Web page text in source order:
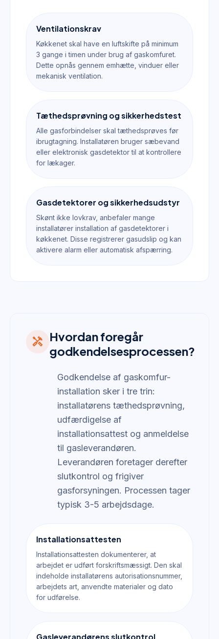
Ventilationskrav
Køkkenet skal have en luftskifte på minimum
3 gange i timen under brug af gaskomfuret.
Dette opnås gennem emhætte, vinduer eller
mekanisk ventilation.
Tæthedsprøvning og sikkerhedstest
Alle gasforbindelser skal tæthedsprøves før
ibrugtagning. Installatøren bruger sæbevand
eller elektronisk gasdetektor til at kontrollere
for lækager.
Gasdetektorer og sikkerhedsudstyr
Skønt ikke lovkrav, anbefaler mange
installatører installation af gasdetektorer i
køkkenet. Disse registrerer gasudslip og kan
aktivere alarm eller automatisk afspærring.
handyman Hvordan foregår
godkendelsesprocessen?
Godkendelse af gaskomfur-
installation sker i tre trin:
installatørens tæthedsprøvning,
udfærdigelse af
installationsattest og anmeldelse
til gasleverandøren.
Leverandøren foretager derefter
slutkontrol og frigiver
gasforsyningen. Processen tager
typisk 3-5 arbejdsdage.
Installationsattesten
Installationsattesten dokumenterer, at
arbejdet er udført forskriftsmæssigt. Den skal
indeholde installatørens autorisationsnummer,
arbejdets art, anvendte materialer og dato
for udførelse.
Gasleverandørens slutkontrol